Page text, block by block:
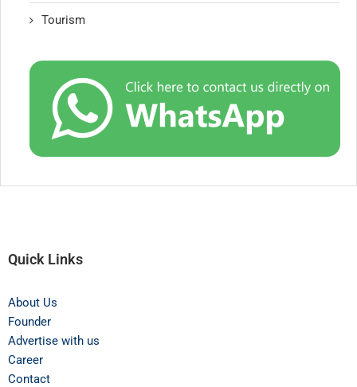
Tourism
Quick Links
About Us
Founder
Advertise with us
Career
Contact